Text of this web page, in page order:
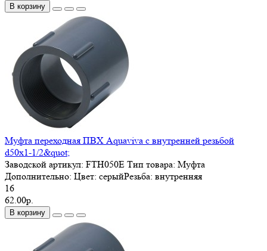
В корзину
Муфта переходная ПВХ Aquaviva с внутренней резьбой
d50х1-1/2&quot;
Заводской артикул: FTH050E Тип товара: Муфта
Дополнительно: Цвет: серыйРезьба: внутренняя
16
62.00р.
В корзину